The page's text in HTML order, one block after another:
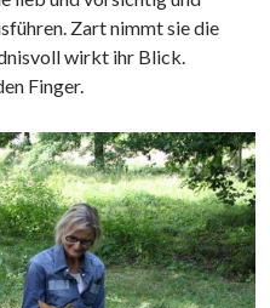
Zart nimmt sie die
wirkt ihr Blick.
Finger.